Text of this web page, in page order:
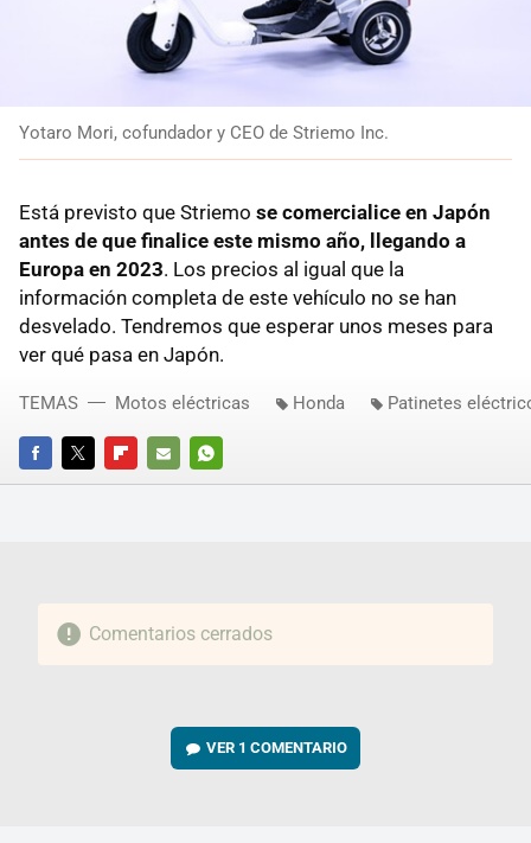
Yotaro Mori, cofundador y CEO de Striemo Inc.
Está previsto que Striemo se comercialice en Japón
antes de que finalice este mismo año, llegando a
Europa en 2023. Los precios al igual que la
información completa de este vehículo no se han
desvelado. Tendremos que esperar unos meses para
ver qué pasa en Japón.
FACEBOOKTWITTERFLIPBOARD
E-
WHATSAPP
TEMAS Motos eléctricas Honda Patinetes
Comentarios cerrados
VER 1 COMENTARIO